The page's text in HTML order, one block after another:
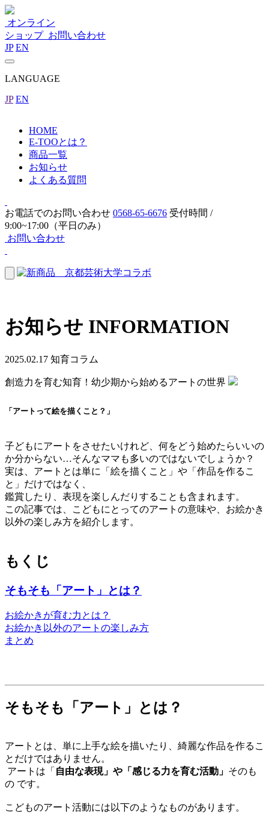
オンライン
ショップ お問い合わせ
JP EN
LANGUAGE
JP EN
HOME
E-TOOとは？
商品一覧
お知らせ
よくある質問
お電話でのお問い合わせ 0568-65-6676 受付時間 /
9:00~17:00（平日のみ）
お問い合わせ
お知らせ INFORMATION
2025.02.17 知育コラム
創造力を育む知育！幼少期から始めるアートの世界
「アートって絵を描くこと？」
子どもにアートをさせたいけれど、何をどう始めたらいいの
か分からない…そんなママも多いのではないでしょうか？
実は、アートとは単に「絵を描くこと」や「作品を作るこ
と」だけではなく、
鑑賞したり、表現を楽しんだりすることも含まれます。
この記事では、こどもにとってのアートの意味や、お絵かき
以外の楽しみ方を紹介します。
もくじ
そもそも「アート」とは？
お絵かきが育む力とは？
お絵かき以外のアートの楽しみ方
まとめ
そもそも「アート」とは？
アートとは、単に上手な絵を描いたり、綺麗な作品を作るこ
とだけではありません。
アートは「 自由な表現」や「感じる力を育む活動」 そのも
の です。
こどものアート活動には以下のようなものがあります。